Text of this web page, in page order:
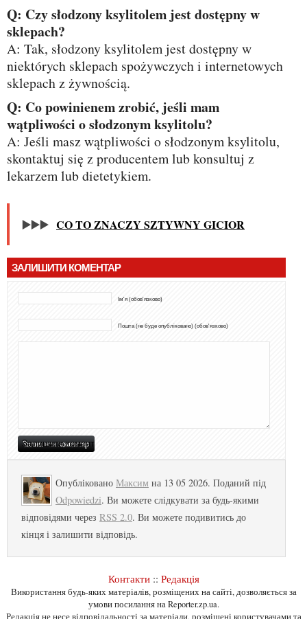
Q: Czy słodzony ksylitolem jest dostępny w
sklepach?
A: Tak, słodzony ksylitolem jest dostępny w
niektórych sklepach spożywczych i internetowych
sklepach z żywnością.
Q: Co powinienem zrobić, jeśli mam
wątpliwości o słodzonym ksylitolu?
A: Jeśli masz wątpliwości o słodzonym ksylitolu,
skontaktuj się z producentem lub konsultuj z
lekarzem lub dietetykiem.
▶️▶️▶️ CO TO ZNACZY SZTYWNY GICIOR
ЗАЛИШИТИ КОМЕНТАР
Ім'я (обов'язково)
Пошта (не буде опубліковано) (обов'язково)
Опубліковано Максим на 13 05 2026. Поданий під
Odpowiedzi. Ви можете слідкувати за будь-якими
відповідями через RSS 2.0. Ви можете подивитись до
кінця і залишити відповідь.
Контакти:: Редакція
Використання будь-яких матеріалів, розміщених на сайті, дозволяється за
умови посилання на Reporter.zp.ua.
Редакція не несе відповідальності за матеріали, розміщені користувачами та